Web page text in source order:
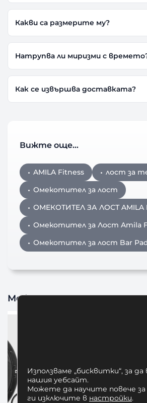
Какви са размерите му?
Натрупва ли миризми с
Как се извършва доставката?
Вижте още…
AMILA Fitness
лост за
Омекотител за лост
ОМЕКОТИТЕЛ ЗА ЛОСТ AMILA
Омекотител за Лост Amila
Омекотител за лост Bar
Може да харесате също
Използваме „бисквитки“, за
нашия уебсайт.
Можете да научите повече за
ги изключите в настройки.